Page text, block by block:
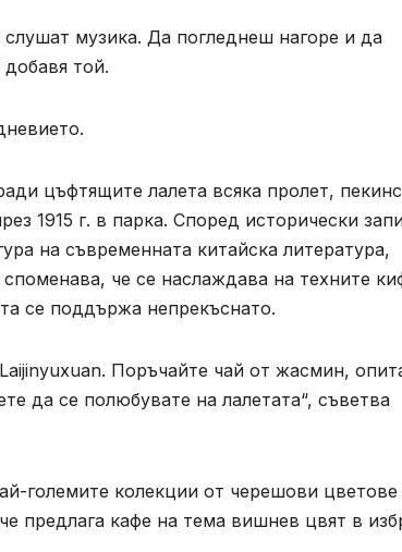
музика. Да погледнеш нагоре и да
той.
цъфтящите лалета всяка пролет,
1915 г. в парка. Според исторически
на съвременната китайска литература,
че се наслаждава на техните
се поддържа непрекъснато.
Поръчайте чай от жасмин,
да се полюбувате на лалетата“, съветва
големите колекции от черешови цветове
предлага кафе на тема вишнев цвят в